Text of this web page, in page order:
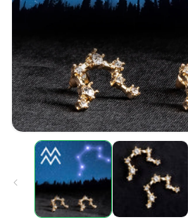
médiafájl
megnyitása
modális